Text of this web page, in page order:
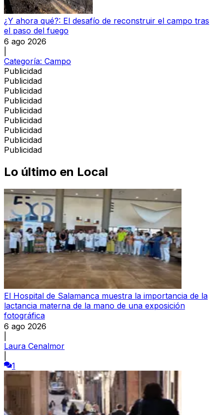
¿Y ahora qué?: El desafío de reconstruir el campo tras
el paso del fuego
6 ago 2026
Categoría: Campo
Publicidad
Publicidad
Publicidad
Publicidad
Publicidad
Publicidad
Publicidad
Publicidad
Publicidad
Lo último en Local
El Hospital de Salamanca muestra la importancia de la
lactancia materna de la mano de una exposición
fotográfica
6 ago 2026
Laura Cenalmor
1